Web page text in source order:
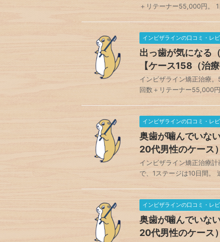
＋リテーナー55,000円。
インビザラインの口コミ・レ
出っ歯が気になる
【ケース158（治
インビザライン矯正治療
回数＋リテーナー55,000
インビザラインの口コミ・レ
奥歯が噛んでいな
20代男性のケース
インビザライン矯正治療
で、1ステージは10日間
インビザラインの口コミ・レ
奥歯が噛んでいな
20代男性のケース